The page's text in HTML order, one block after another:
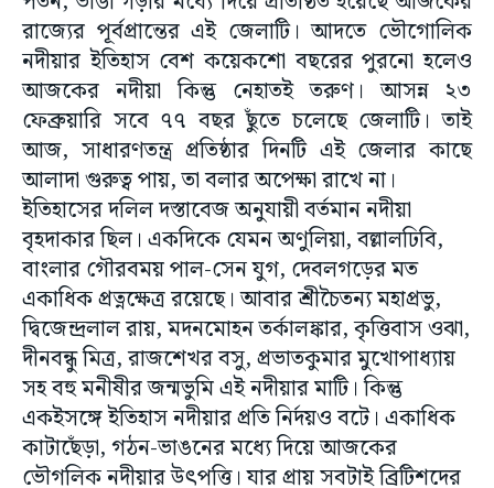
রাজ্যের পূর্বপ্রান্তের এই জেলাটি। আদতে ভৌগোলিক
নদীয়ার ইতিহাস বেশ কয়েকশো বছরের পুরনো হলেও
আজকের নদীয়া কিন্তু নেহাতই তরুণ। আসন্ন ২৩
ফেব্রুয়ারি সবে ৭৭ বছর ছুঁতে চলেছে জেলাটি। তাই
আজ, সাধারণতন্ত্র প্রতিষ্ঠার দিনটি এই জেলার কাছে
আলাদা গুরুত্ব পায়, তা বলার অপেক্ষা রাখে না।
ইতিহাসের দলিল দস্তাবেজ অনুযায়ী বর্তমান নদীয়া
বৃহদাকার ছিল। একদিকে যেমন অণুলিয়া, বল্লালঢিবি,
বাংলার গৌরবময় পাল-সেন যুগ, দেবলগড়ের মত
একাধিক প্রত্নক্ষেত্র রয়েছে। আবার শ্রীচৈতন্য মহাপ্রভু,
দ্বিজেন্দ্রলাল রায়, মদনমোহন তর্কালঙ্কার, কৃত্তিবাস ওঝা,
দীনবন্ধু মিত্র, রাজশেখর বসু, প্রভাতকুমার মুখোপাধ্যায়
সহ বহু মনীষীর জন্মভুমি এই নদীয়ার মাটি। কিন্তু
একইসঙ্গে ইতিহাস নদীয়ার প্রতি নির্দয়ও বটে। একাধিক
কাটাছেঁড়া, গঠন-ভাঙনের মধ্যে দিয়ে আজকের
ভৌগলিক নদীয়ার উৎপত্তি। যার প্রায় সবটাই ব্রিটিশদের